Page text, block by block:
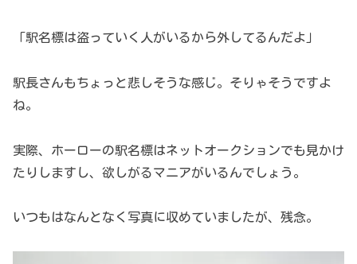
「駅名標は盗っていく人がいるから外してるんだよ」
駅長さんもちょっと悲しそうな感じ。そりゃそうですよ
ね。
実際、ホーローの駅名標はネットオークションでも見かけ
たりしますし、欲しがるマニアがいるんでしょう。
いつもはなんとなく写真に収めていましたが、残念。